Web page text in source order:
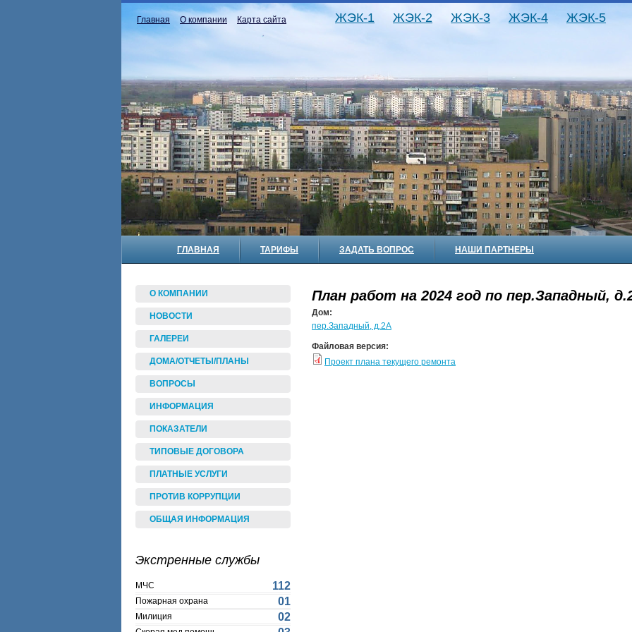
Главная О компании Карта сайта ЖЭК-1 ЖЭК-2 ЖЭК-3 ЖЭК-4 ЖЭК-5
ГЛАВНАЯ ТАРИФЫ ЗАДАТЬ ВОПРОС НАШИ ПАРТНЕРЫ
О КОМПАНИИ
НОВОСТИ
ГАЛЕРЕИ
ДОМА/ОТЧЕТЫ/ПЛАНЫ
ВОПРОСЫ
ИНФОРМАЦИЯ
ПОКАЗАТЕЛИ
ТИПОВЫЕ ДОГОВОРА
ПЛАТНЫЕ УСЛУГИ
ПРОТИВ КОРРУПЦИИ
ОБЩАЯ ИНФОРМАЦИЯ
Экстренные службы
МЧС 112
Пожарная охрана 01
Милиция 02
План работ на 2024 год по пер.Западный,
Дом:
пер.Западный, д.2А
Файловая версия:
Проект плана текущего ремонта